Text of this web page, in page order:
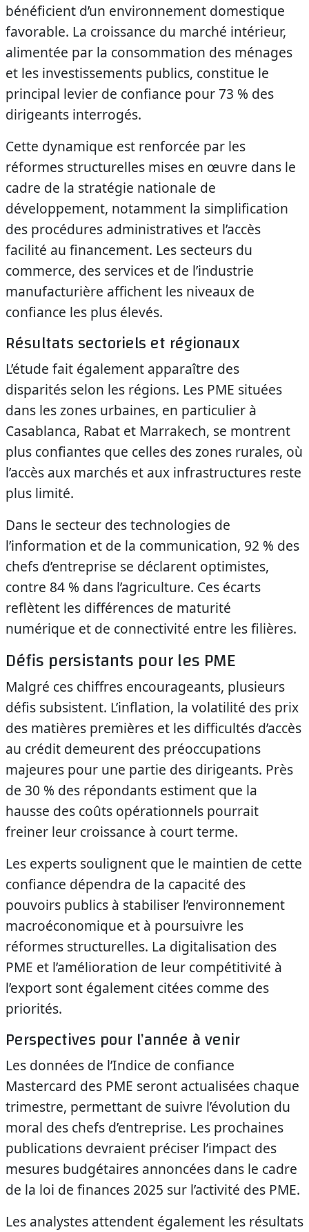
bénéficient d’un environnement domestique
favorable. La croissance du marché intérieur,
alimentée par la consommation des ménages
et les investissements publics, constitue le
principal levier de confiance pour 73 % des
dirigeants interrogés.
Cette dynamique est renforcée par les
réformes structurelles mises en œuvre dans le
cadre de la stratégie nationale de
développement, notamment la simplification
des procédures administratives et l’accès
facilité au financement. Les secteurs du
commerce, des services et de l’industrie
manufacturière affichent les niveaux de
confiance les plus élevés.
Résultats sectoriels et régionaux
L’étude fait également apparaître des
disparités selon les régions. Les PME situées
dans les zones urbaines, en particulier à
Casablanca, Rabat et Marrakech, se montrent
plus confiantes que celles des zones rurales, où
l’accès aux marchés et aux infrastructures reste
plus limité.
Dans le secteur des technologies de
l’information et de la communication, 92 % des
chefs d’entreprise se déclarent optimistes,
contre 84 % dans l’agriculture. Ces écarts
reflètent les différences de maturité
numérique et de connectivité entre les filières.
Défis persistants pour les PME
Malgré ces chiffres encourageants, plusieurs
défis subsistent. L’inflation, la volatilité des prix
des matières premières et les difficultés d’accès
au crédit demeurent des préoccupations
majeures pour une partie des dirigeants. Près
de 30 % des répondants estiment que la
hausse des coûts opérationnels pourrait
freiner leur croissance à court terme.
Les experts soulignent que le maintien de cette
confiance dépendra de la capacité des
pouvoirs publics à stabiliser l’environnement
macroéconomique et à poursuivre les
réformes structurelles. La digitalisation des
PME et l’amélioration de leur compétitivité à
l’export sont également citées comme des
priorités.
Perspectives pour l’année à venir
Les données de l’Indice de confiance
Mastercard des PME seront actualisées chaque
trimestre, permettant de suivre l’évolution du
moral des chefs d’entreprise. Les prochaines
publications devraient préciser l’impact des
mesures budgétaires annoncées dans le cadre
de la loi de finances 2025 sur l’activité des PME.
Les analystes attendent également les résultats